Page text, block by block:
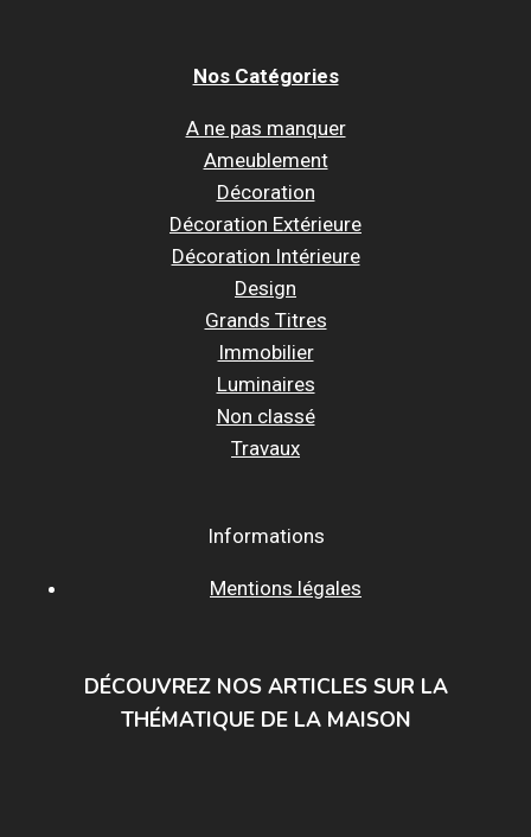
Nos Catégories
A ne pas manquer
Ameublement
Décoration
Décoration Extérieure
Décoration Intérieure
Design
Grands Titres
Immobilier
Luminaires
Non classé
Travaux
Informations
Mentions légales
DÉCOUVREZ NOS ARTICLES SUR LA
THÉMATIQUE DE LA MAISON